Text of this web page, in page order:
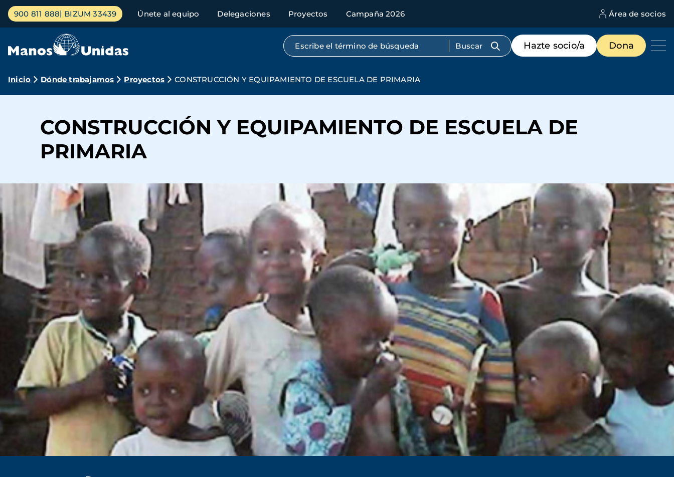
Pasar
contenido
Menú
principal
900 811 888 BIZUM 33439 Únete al equipo Delegaciones Proyectos Campaña 2026 Área de socios
Búsqueda por texto completo
Menú
de
destacados
Hazte socio/a Dona
Ruta
navegación
Inicio Dónde trabajamos Proyectos CONSTRUCCIÓN Y EQUIPAMIENTO DE ESCUELA DE PRIMARIA
CONSTRUCCIÓN Y EQUIPAMIENTO DE ESCUELA DE
PRIMARIA